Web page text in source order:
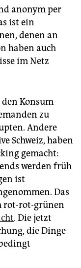
anonym per
ist ein
denen an
haben auch
im Netz
Konsum
zu
Andere
Schweiz, haben
gemacht:
werden früh
ist
Das
rot-rot-grünen
. Die jetzt
die Dinge